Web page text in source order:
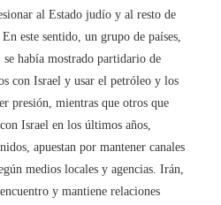
al Estado judío y al resto de
este sentido, un grupo de países,
había mostrado partidario de
con Israel y usar el petróleo y los
presión, mientras que otros que
Israel en los últimos años,
apuestan por mantener canales
medios locales y agencias. Irán,
y mantiene relaciones